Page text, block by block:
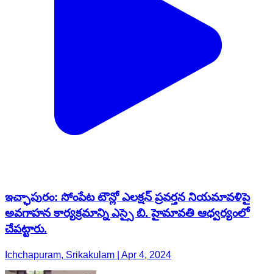
ఇచ్ఛాపురం: సోంపేట టౌన్లో ఎలక్షన్ ప్రవర్తన నియమావళిపై
అవగాహన కార్యక్రమాన్ని ఎస్సై బి. హైమావతి ఆధ్వర్యంలో
చేపట్టారు.
Ichchapuram, Srikakulam | Apr 4, 2024